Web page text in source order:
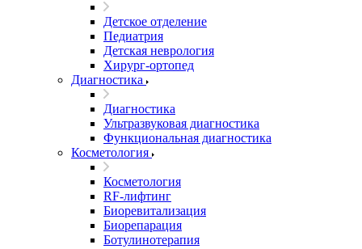
Детское отделение
Педиатрия
Детская неврология
Хирург-ортопед
Диагностика
Диагностика
Ультразвуковая диагностика
Функциональная диагностика
Косметология
Косметология
RF-лифтинг
Биоревитализация
Биорепарация
Ботулинотерапия